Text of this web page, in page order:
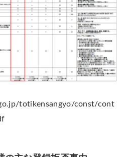
totikensangyo/const/cont